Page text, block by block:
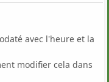
avec l'heure et la
modifier cela dans